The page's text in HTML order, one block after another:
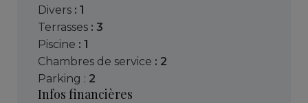
divers : 1
terrasses : 3
piscine : 1
chambres de service : 2
parking : 2
Infos financières